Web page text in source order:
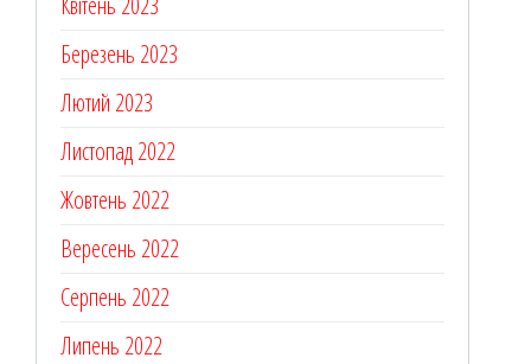
Березень 2023
Лютий 2023
Листопад 2022
Жовтень 2022
Вересень 2022
Серпень 2022
Липень 2022